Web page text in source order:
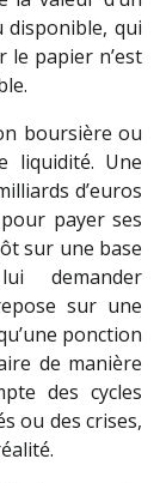
disponible, qui
le papier n’est
boursière ou
liquidité. Une
d’euros
payer ses
sur une base
demander
sur une
ponction
de manière
des cycles
ou des crises,